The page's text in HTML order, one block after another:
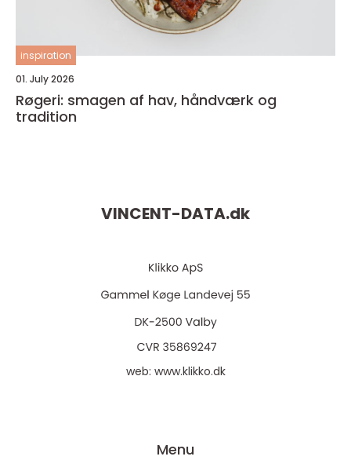
inspiration
01. July 2026
Røgeri: smagen af hav, håndværk og
tradition
VINCENT-DATA.dk
web: www.klikko.dk
Menu